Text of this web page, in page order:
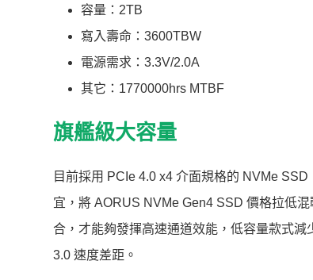
容量：2TB
寫入壽命：3600TBW
電源需求：3.3V/2.0A
其它：1770000hrs MTBF
旗艦級大容量
目前採用 PCIe 4.0 x4 介面規格的 NVMe
宜，將 AORUS NVMe Gen4 SSD 價格拉低
合，才能夠發揮高速通道效能，低容量款式
3.0 速度差距。